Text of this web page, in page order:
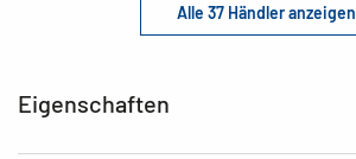
Alle 37 Händler anzeigen
Eigenschaften